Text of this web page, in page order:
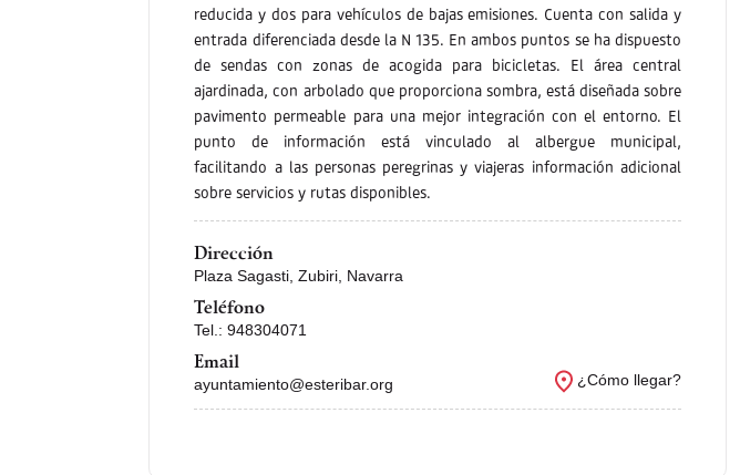
reducida y dos para vehículos de bajas emisiones. Cuenta con salida y
entrada diferenciada desde la N 135. En ambos puntos se ha dispuesto
de sendas con zonas de acogida para bicicletas. El área central
ajardinada, con arbolado que proporciona sombra, está diseñada sobre
pavimento permeable para una mejor integración con el entorno. El
punto de información está vinculado al albergue municipal,
facilitando a las personas peregrinas y viajeras información adicional
sobre servicios y rutas disponibles.
Dirección
Plaza Sagasti, Zubiri, Navarra
Teléfono
Tel.: 948304071
Email
ayuntamiento@esteribar.org
¿Cómo llegar?